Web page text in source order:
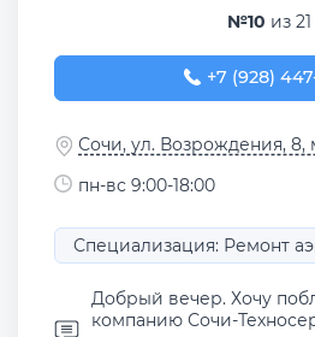
№10 из 21
+7 (928)
+7 (928)
Сочи, ул. Возрождения,
пн-вс 9:00-18:00
Специализация: Ремонт
Добрый вечер. Хочу
компанию Сочи-